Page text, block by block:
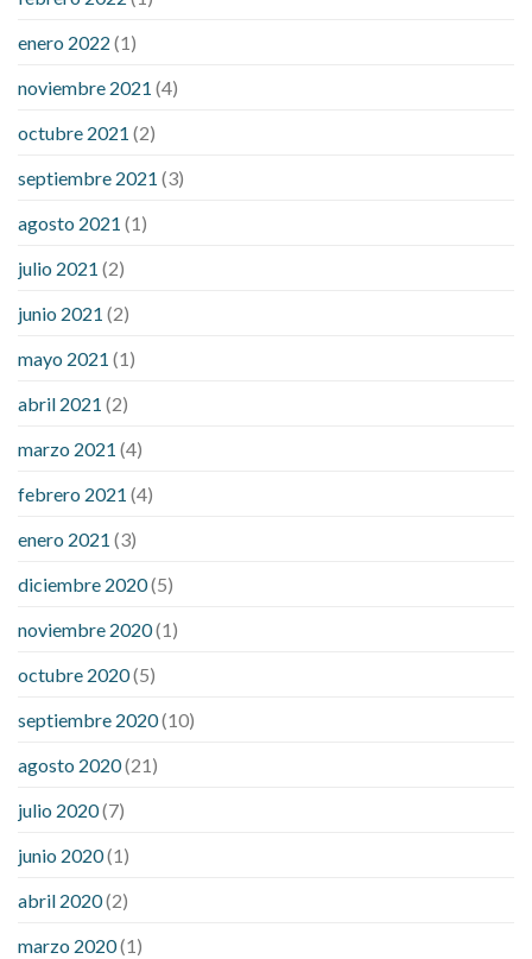
enero 2022 (1)
noviembre 2021 (4)
octubre 2021 (2)
septiembre 2021 (3)
agosto 2021 (1)
julio 2021 (2)
junio 2021 (2)
mayo 2021 (1)
abril 2021 (2)
marzo 2021 (4)
febrero 2021 (4)
enero 2021 (3)
diciembre 2020(5)
noviembre 2020(1)
octubre 2020(5)
septiembre 2020(10)
agosto 2020(21)
julio 2020(7)
junio 2020(1)
abril 2020(2)
marzo 2020(1)